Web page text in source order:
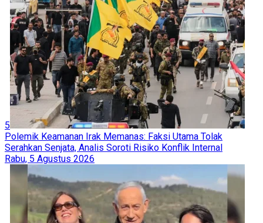
5
Polemik Keamanan Irak Memanas: Faksi Utama Tolak
Serahkan Senjata, Analis Soroti Risiko Konflik Internal
Rabu, 5 Agustus 2026